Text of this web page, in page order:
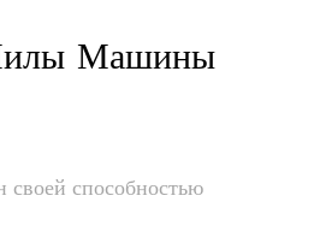
Пилы Машины
способностью